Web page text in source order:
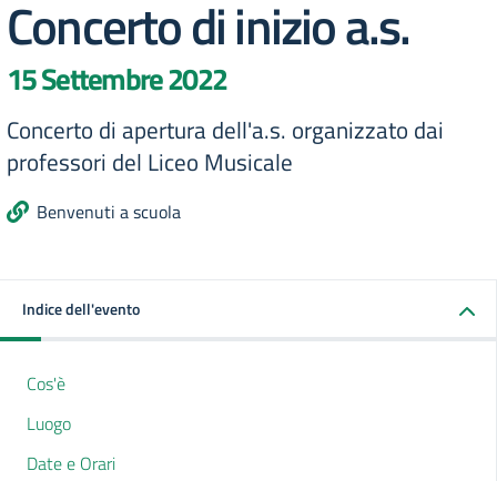
Concerto di inizio a.s.
15 Settembre 2022
Concerto di apertura dell'a.s. organizzato dai
professori del Liceo Musicale
Benvenuti a scuola
Indice dell'evento
Cos'è
Luogo
Date e Orari